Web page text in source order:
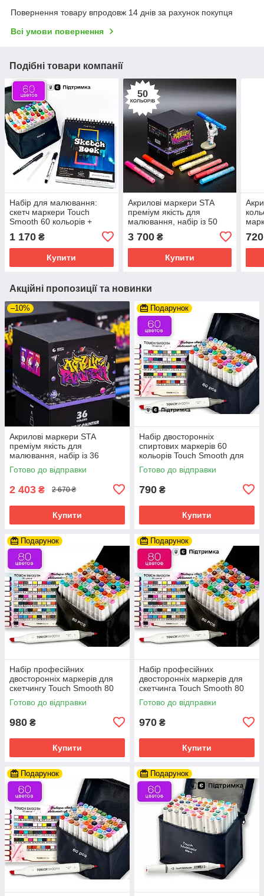
Повернення товару впродовж 14 днів за рахунок покупця
Всі умови повернення
Подібні товари компанії
Набір для малювання:
скетч маркери Touch
Smooth 60 кольорів +
скетчбук 50 аркушів А4 +
чорні лайнери
1 170 ₴
Купити
Акрилові маркери STA
преміум якість для
малювання, набір із 50
кольорів, універсальні для
скла, дерева, ткани та
кераміки
3 700₴
Купити
для
720
Акційні пропозиції та новинки
–10%
Акрилові маркери STA
преміум якість для
малювання, набір із 36
кольорів, універсальні для
скла, дерева, ткани та
Готово до відправки
2 403 ₴ 2 670 ₴
Купити
Подарунок
Набір двосторонніх
спиртових маркерів 60
кольорів Touch Smooth для
малювання та скетчів,
художні маркери
Готово до відправки
790 ₴
Купити
Подарунок
Набір професійних
двосторонніх маркерів для
скетчингу Touch Smooth 80
кольорів, художні маркери
Готово до відправки
980 ₴
Купити
Подарунок
Набір професійних
двосторонніх маркерів для
скетчинга Touch Smooth 80
кольорів у чохлі
Готово до відправки
970 ₴
Купити
Подарунок Подарунок